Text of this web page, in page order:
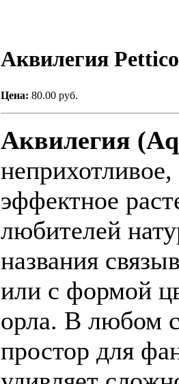
Аквилегия
Цена: 80.00 руб.
Аквилегия
эффектное
любителей
названия
или с формой
орла. В любом
простор для